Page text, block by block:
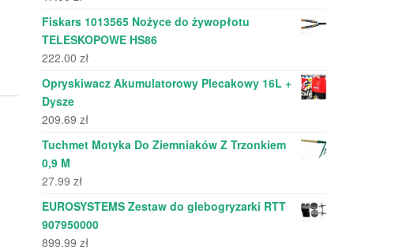
Fiskars 1013565 Nożyce do żywopłotu
TELESKOPOWE HS86
222.00 zł
Opryskiwacz Akumulatorowy Plecakowy 16L +
Dysze
209.69 zł
Tuchmet Motyka Do Ziemniaków Z Trzonkiem
0,9 M
27.99 zł
EUROSYSTEMS Zestaw do glebogryzarki RTT
907950000
899.99 zł